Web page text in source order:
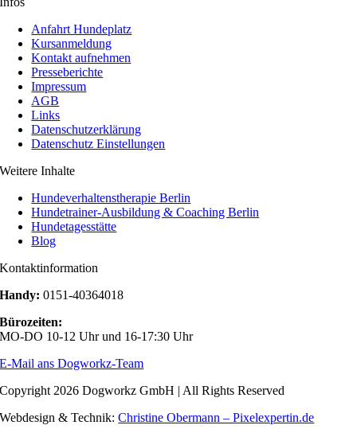
Anfahrt Hundeplatz
Kursanmeldung
Kontakt aufnehmen
Presseberichte
Impressum
AGB
Links
Datenschutzerklärung
Datenschutz Einstellungen
Weitere Inhalte
Hundeverhaltenstherapie Berlin
Hundetrainer-Ausbildung & Coaching Berlin
Hundetagesstätte
Blog
Kontaktinformation
Handy: 0151-40364018
Bürozeiten:
MO-DO 10-12 Uhr und 16-17:30 Uhr
E-Mail ans Dogworkz-Team
Copyright 2026 Dogworkz GmbH | All Rights Reserved
Webdesign & Technik:Christine Obermann – Pixelexpertin.de